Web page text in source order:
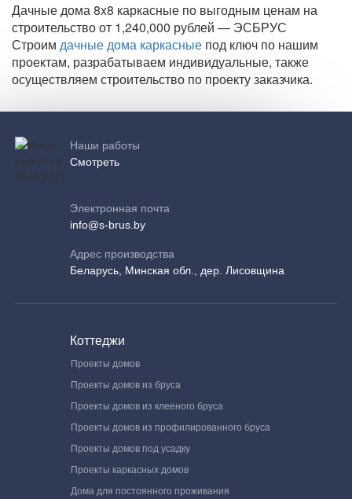
Дачные дома 8x8 каркасные по выгодным ценам на
строительство от 1,240,000 рублей — ЭСБРУС
Строим дачные дома каркасные под ключ по нашим
проектам, разрабатываем индивидуальные, также
осуществляем строительство по проекту заказчика.
Наши работы
Смотреть
Электронная почта
info@s-brus.by
Адрес производства
Беларусь, Минская обл., дер. Лисовщина
Коттеджи
Проекты домов
Проекты домов из бруса
Проекты домов из клееного бруса
Проекты домов из профилированного бруса
Проекты домов под усадку
Проекты каркасных домов
Дома для постоянного проживания